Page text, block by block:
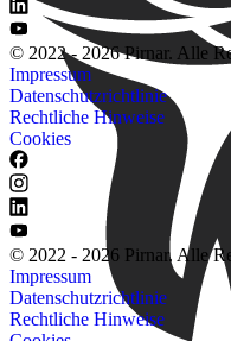
© 2022 - 2026 Pirnar. Alle
Impressum
Datenschutzrichtlinie
Rechtliche Hinweise
Cookies
© 2022 - 2026 Pirnar. Alle
Impressum
Datenschutzrichtlinie
Rechtliche Hinweise